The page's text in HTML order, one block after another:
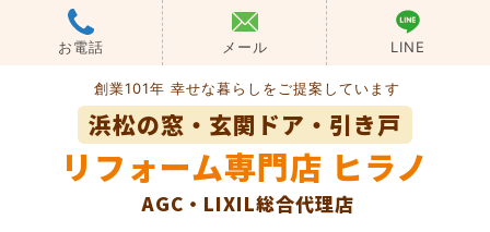
創業101年 幸せな暮らしをご提案しています
浜松の窓・玄関ドア・引き戸
リフォーム専門店 ヒラノ
AGC・LIXIL総合代理店
お電話 メール LINE